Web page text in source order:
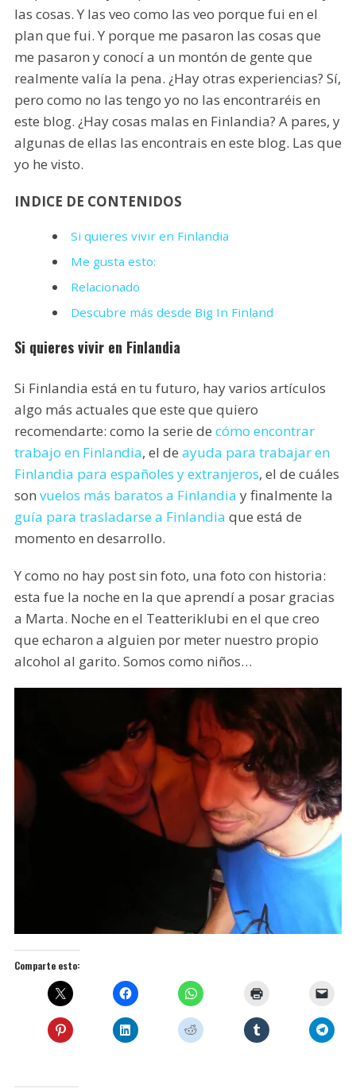
las cosas. Y las veo como las veo porque fui en el
plan que fui. Y porque me pasaron las cosas que
me pasaron y conocí a un montón de gente que
realmente valía la pena. ¿Hay otras experiencias? Sí,
pero como no las tengo yo no las encontraréis en
este blog. ¿Hay cosas malas en Finlandia? A pares, y
algunas de ellas las encontrais en este blog. Las que
yo he visto.
INDICE DE CONTENIDOS
Si quieres vivir en Finlandia
Me gusta esto:
Relacionado
Descubre más desde Big In Finland
Si quieres vivir en Finlandia
Si Finlandia está en tu futuro, hay varios artículos
algo más actuales que este que quiero
recomendarte: como la serie de cómo encontrar
trabajo en Finlandia, el de ayuda para trabajar en
Finlandia para españoles y extranjeros, el de cuáles
son vuelos más baratos a Finlandia y finalmente la
guía para trasladarse a Finlandia que está de
momento en desarrollo.
Y como no hay post sin foto, una foto con historia:
esta fue la noche en la que aprendí a posar gracias
a Marta. Noche en el Teatteriklubi en el que creo
que echaron a alguien por meter nuestro propio
alcohol al garito. Somos como niños…
Comparte esto: